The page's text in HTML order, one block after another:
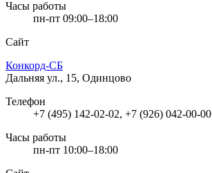
Часы работы
пн-пт 09:00–18:00
Сайт
Конкорд-СБ
Дальняя ул., 15, Одинцово
Телефон
+7 (495) 142-02-02, +7 (926) 042-00-00
Часы работы
пн-пт 10:00–18:00